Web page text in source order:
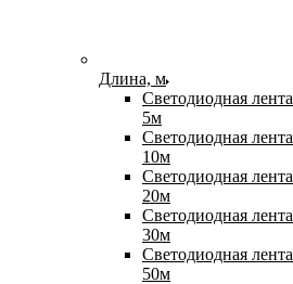
Длина, м
Светодиодная лента
5м
Светодиодная лента
10м
Светодиодная лента
20м
Светодиодная лента
30м
Светодиодная лента
50м